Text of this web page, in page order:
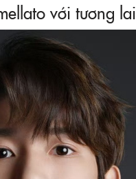
với tương lai